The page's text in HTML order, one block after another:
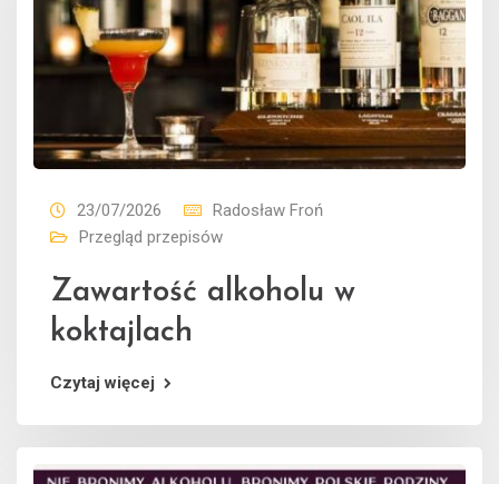
23/07/2026
Radosław Froń
Przegląd przepisów
Zawartość alkoholu w
koktajlach
Czytaj więcej